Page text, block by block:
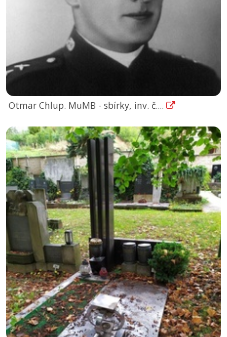
Otmar Chlup. MuMB - sbírky, inv. č....